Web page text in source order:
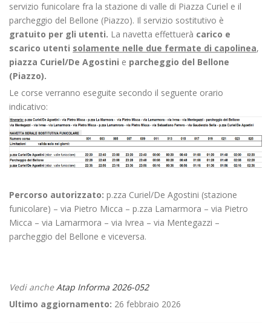
servizio funicolare fra la stazione di valle di Piazza Curiel e il
parcheggio del Bellone (Piazzo). Il servizio sostitutivo è
gratuito per gli utenti. La navetta effettuerà carico e
scarico utenti solamente nelle due fermate di capolinea,
piazza Curiel/De Agostini e parcheggio del Bellone
(Piazzo).
Le corse verranno eseguite secondo il seguente orario
indicativo:
Percorso autorizzato: p.zza Curiel/De Agostini (stazione
funicolare) – via Pietro Micca – p.zza Lamarmora – via Pietro
Micca – via Lamarmora – via Ivrea – via Mentegazzi –
parcheggio del Bellone e viceversa.
Vedi ancheAtap Informa 2026-052
Ultimo aggiornamento: 26 febbraio 2026